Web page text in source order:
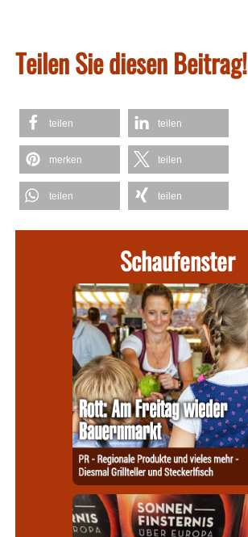
Teilen Sie diesen Beitrag!
teilen teilen
merken teilen
teilen teilen
Schaufenster